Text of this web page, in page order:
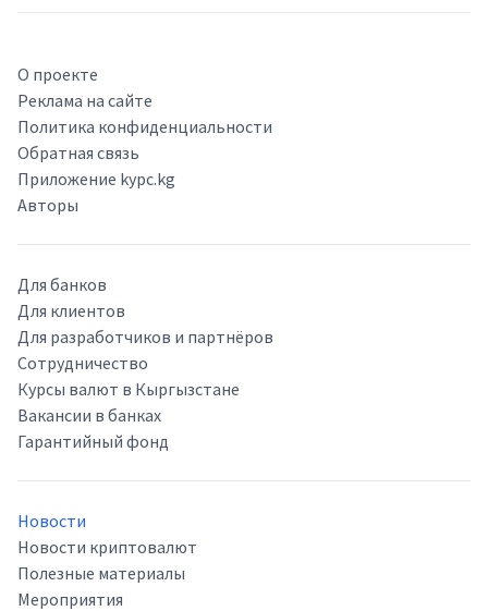
О проекте
Реклама на сайте
Политика конфиденциальности
Обратная связь
Приложение kypc.kg
Авторы
Для банков
Для клиентов
Для разработчиков и партнёров
Сотрудничество
Курсы валют в Кыргызстане
Вакансии в банках
Гарантийный фонд
Новости
Новости криптовалют
Полезные материалы
Мероприятия